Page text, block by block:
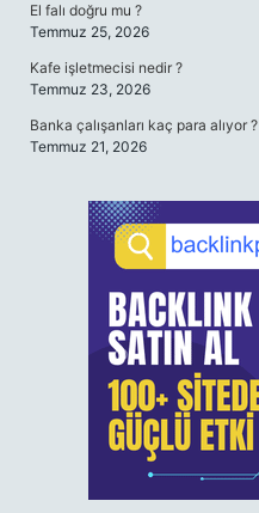
El falı doğru mu ?
Temmuz 25, 2026
Kafe işletmecisi nedir ?
Temmuz 23, 2026
Banka çalışanları kaç para alıyor ?
Temmuz 21, 2026